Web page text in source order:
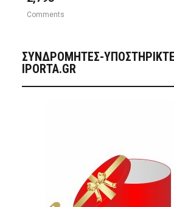
Comments
ΣΥΝΔΡΟΜΗΤΈΣ-
IPORTA.GR